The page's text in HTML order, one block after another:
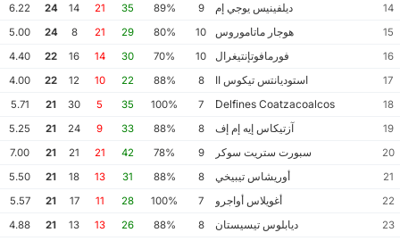
14
ديلفينيس يوجي إم 9
89%
35
21
14
24
6.22
15
هوجار ماتاموروس 10
80%
29
21
8
24
5.00
16
فورمافوتإنتيغرال 10
70%
30
14
16
22
4.40
17
استوديانتس تيكوس II 8
88%
22
10
12
22
4.00
18
7
100%
35
5
30
21
5.71
19
آزتيكاس إيه إم إف 8
88%
33
9
24
21
5.25
20
سبورت ستريت سوكر 9
78%
42
21
21
21
7.00
21
أوريشاس تيبيخي 8
88%
31
13
18
21
5.50
22
أغويلاس أواجرو 7
100%
28
11
17
21
5.57
23
ديابلوس تيسيستان 8
88%
26
13
13
21
4.88